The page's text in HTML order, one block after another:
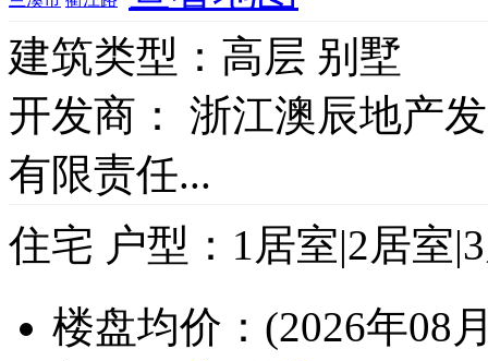
建筑类型： 高层 别墅
开发商：
浙江澳辰地产
有限责任...
住宅 户型： 1居室|2居室
楼盘均价：(2026年08